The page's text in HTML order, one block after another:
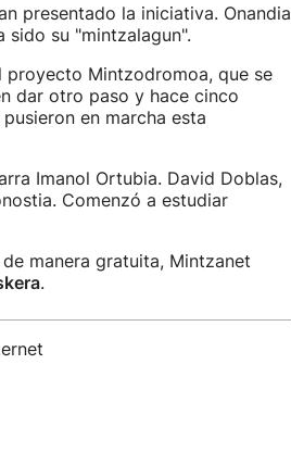
presentado la iniciativa. Onandia
sido su "mintzalagun".
proyecto Mintzodromoa, que se
dar otro paso y hace cinco
en marcha esta
Imanol Ortubia. David Doblas,
Comenzó a estudiar
manera gratuita, Mintzanet
.